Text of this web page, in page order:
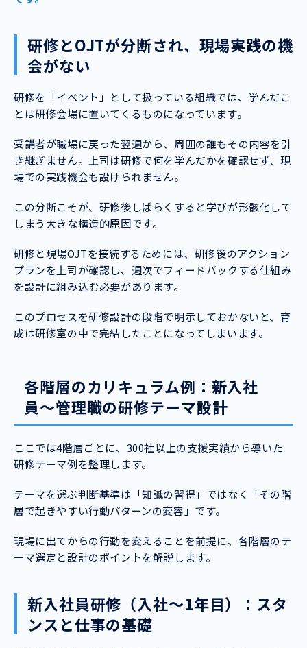
研修とOJTが分断され、現場実践の機
会がない
研修を「イベント」として扱っている組織では、学んだこ
とは研修会場に置いてくるものになっています。
受講者が職場に戻った翌週から、周囲の誰もその内容を引
き継ぎません。上司は研修で何を学んだかを確認せず、現
場での実践機会も設けられません。
この分断こそが、研修後しばらくすると学びが形骸化して
しまう大きな構造的原因です。
研修と現場OJTを接続するためには、研修後のアクション
プランを上司が確認し、週次でフィードバックする仕組み
を設計に組み込む必要があります。
このプロセスを研修設計の段階で明示しておかないと、育
成は研修室の中で完結したことになってしまいます。
各階層のカリキュラム例：新入社
員〜管理職の研修テーマ設計
ここでは4階層ごとに、300社以上の支援実績から導いた
研修テーマ例を整理します。
テーマを選ぶ判断基準は「知識の習得」ではなく「その階
層で起きやすい行動パターンの変容」です。
現場に出てからの行動を変えることを前提に、各階層のテ
ーマ選定と設計のポイントを解説します。
新入社員研修（入社〜1年目）：スタ
ンスと仕事の基礎